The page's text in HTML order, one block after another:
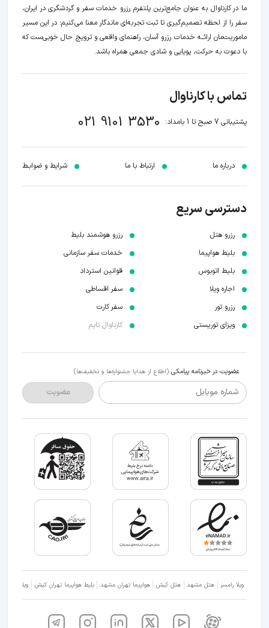
ما در کارناوال به عنوان جامع‌ترین پلتفرم رزرو خدمات سفر و گردشگری در ایران،
سفر را از لحظه‌ تصمیم‌گیری تا ثبت تجربه‌ای ماندگار معنا می‌کنیم؛ در این مسیر‍
ماموریت‌مان اراﺋــﻪ خدمات رزرو آسان، راهنمای واقعی و ترویج حال خوبی‌ست که
با دعوت به حرکت، پویایی و شادی جمعی همراه باشد.
تماس با کارناوال
پشتیبانی 7 صبح تا 1 بامداد: 021 9101 3530
درباره ما ارتباط با ما شرایط و ضوابـط
دسترسی سریع
رزرو هتل
بلیط هواپیما
بلیط اتوبوس
اجاره ویلا
رزرو تور
ویزای توریستی
رزرو هوشمند بلیط
خدمات سفر سازمانی
قوانین استرداد
سفر اقساطی
سفر کارت
کارناوال تایم
عضویت در خبرنامه پیامکی (اطلاع از هدایا جشنواره‌ها و تخفیف‌ها)
شماره موبایل عضویت
ویلا رامسر هتل مشهد هتل کیش هواپیما تهران مشهد بلیط هواپیما تهران کیش ویلا شمال